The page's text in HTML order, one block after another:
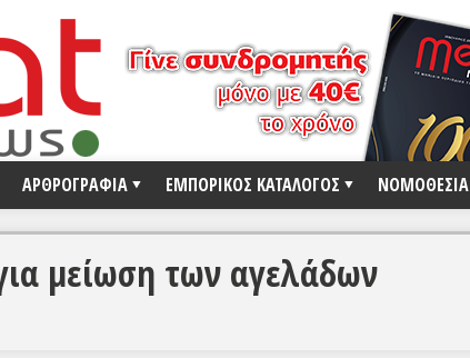
ΑΡΘΡΟΓΡΑΦΙΑ ΕΜΠΟΡΙΚΟΣ ΚΑΤΑΛΟΓΟΣ ΝΟΜΟΘΕΣΙΑ
μείωση των αγελάδων